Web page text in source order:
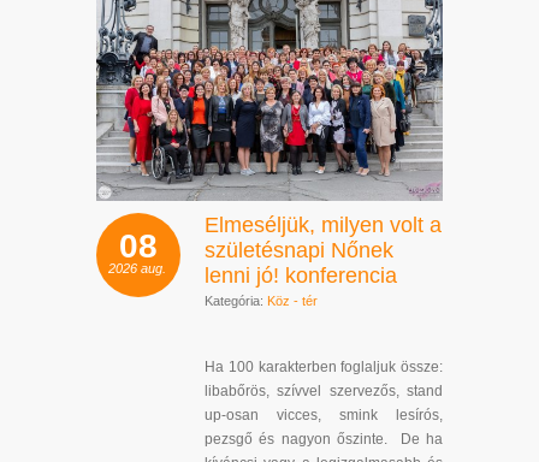
08
2026 aug.
Elmeséljük, milyen volt a
születésnapi Nőnek
lenni jó! konferencia
Kategória: Köz - tér
Ha 100 karakterben foglaljuk össze:
libabőrös, szívvel szervezős, stand
up-osan vicces, smink lesírós,
pezsgő és nagyon őszinte. De ha